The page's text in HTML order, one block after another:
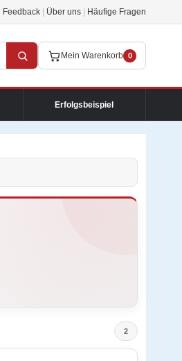
Feedback Über uns Häufige Fragen
Mein Warenkorb 0
Erfolgsbeispiel
2